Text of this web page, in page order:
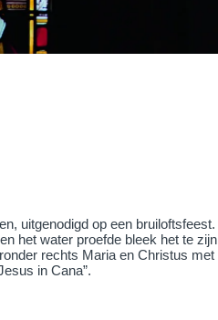
uitgenodigd op een bruiloftsfeest.
het water proefde bleek het te zijn
rechts Maria en Christus met
in Cana”.